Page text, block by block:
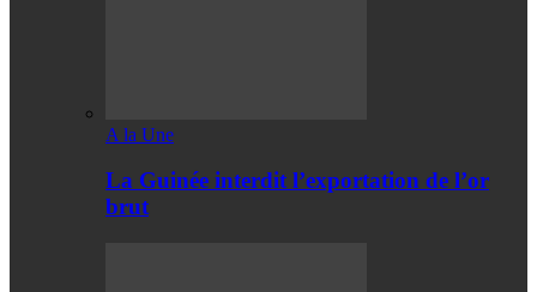
A la Une
La Guinée interdit l’exportation de l’or
brut